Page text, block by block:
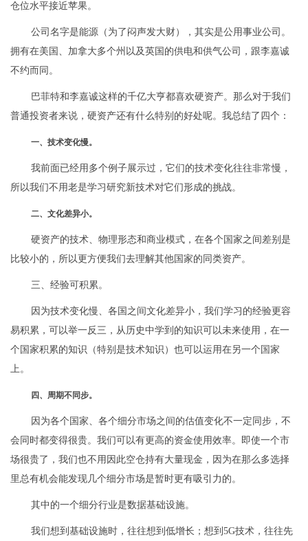
仓位水平接近苹果。
公司名字是能源（为了闷声发大财），其实是公用事业公司。
拥有在美国、加拿大多个州以及英国的供电和供气公司，跟李嘉诚
不约而同。
巴菲特和李嘉诚这样的千亿大亨都喜欢硬资产。那么对于我们
普通投资者来说，硬资产还有什么特别的好处呢。我总结了四个：
一、技术变化慢。
我前面已经用多个例子展示过，它们的技术变化往往非常慢，
所以我们不用老是学习研究新技术对它们形成的挑战。
二、文化差异小。
硬资产的技术、物理形态和商业模式，在各个国家之间差别是
比较小的，所以更方便我们去理解其他国家的同类资产。
三、经验可积累。
因为技术变化慢、各国之间文化差异小，我们学习的经验更容
易积累，可以举一反三，从历史中学到的知识可以未来使用，在一
个国家积累的知识（特别是技术知识）也可以运用在另一个国家
上。
四、周期不同步。
因为各个国家、各个细分市场之间的估值变化不一定同步，不
会同时都变得很贵。我们可以有更高的资金使用效率。即使一个市
场很贵了，我们也不用因此空仓持有大量现金，因为在那么多选择
里总有机会能发现几个细分市场是暂时更有吸引力的。
其中的一个细分行业是数据基础设施。
我们想到基础设施时，往往想到低增长；想到5G技术，往往先